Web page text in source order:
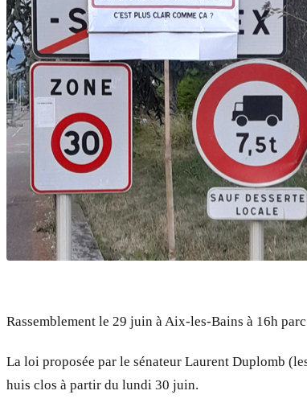
Rassemblement le 29 juin à Aix-les-Bains à 16h
La loi proposée par le sénateur Laurent Duplomb
huis clos à partir du lundi 30 juin.